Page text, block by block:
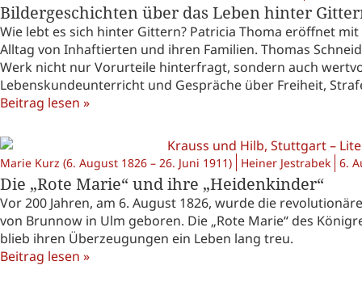
Bildergeschichten über das Leben hinter
Wie lebt es sich hinter Gittern? Patricia Thoma eröffnet
Alltag von Inhaftierten und ihren Familien. Thomas
Werk nicht nur Vorurteile hinterfragt, sondern auch
Lebenskundeunterricht und Gespräche über Freiheit,
Beitrag lesen »
Marie Kurz (6. August 1826 – 26. Juni 1911) Heiner Jestrabek 6.
Die „Rote Marie“ und ihre „Heidenkinder“
Vor 200 Jahren, am 6. August 1826, wurde die
von Brunnow in Ulm geboren. Die „Rote Marie“ des
blieb ihren Überzeugungen ein Leben lang treu.
Beitrag lesen »